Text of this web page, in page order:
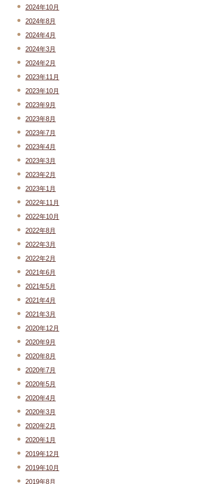
2024年10月
2024年8月
2024年4月
2024年3月
2024年2月
2023年11月
2023年10月
2023年9月
2023年8月
2023年7月
2023年4月
2023年3月
2023年2月
2023年1月
2022年11月
2022年10月
2022年8月
2022年3月
2022年2月
2021年6月
2021年5月
2021年4月
2021年3月
2020年12月
2020年9月
2020年8月
2020年7月
2020年5月
2020年4月
2020年3月
2020年2月
2020年1月
2019年12月
2019年10月
2019年8月